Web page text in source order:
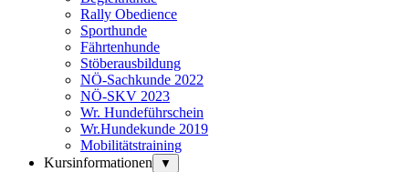
Rally Obedience
Sporthunde
Fährtenhunde
Stöberausbildung
NÖ-Sachkunde 2022
NÖ-SKV 2023
Wr. Hundeführschein
Wr.Hundekunde 2019
Mobilitätstraining
Kursinformationen
▼